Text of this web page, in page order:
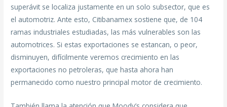
superávit se localiza justamente en un solo subsector, que es
el automotriz. Ante esto, Citibanamex sostiene que, de 104
ramas industriales estudiadas, las más vulnerables son las
automotrices. Si estas exportaciones se estancan, o peor,
disminuyen, difícilmente veremos crecimiento en las
exportaciones no petroleras, que hasta ahora han
permanecido como nuestro principal motor de crecimiento.